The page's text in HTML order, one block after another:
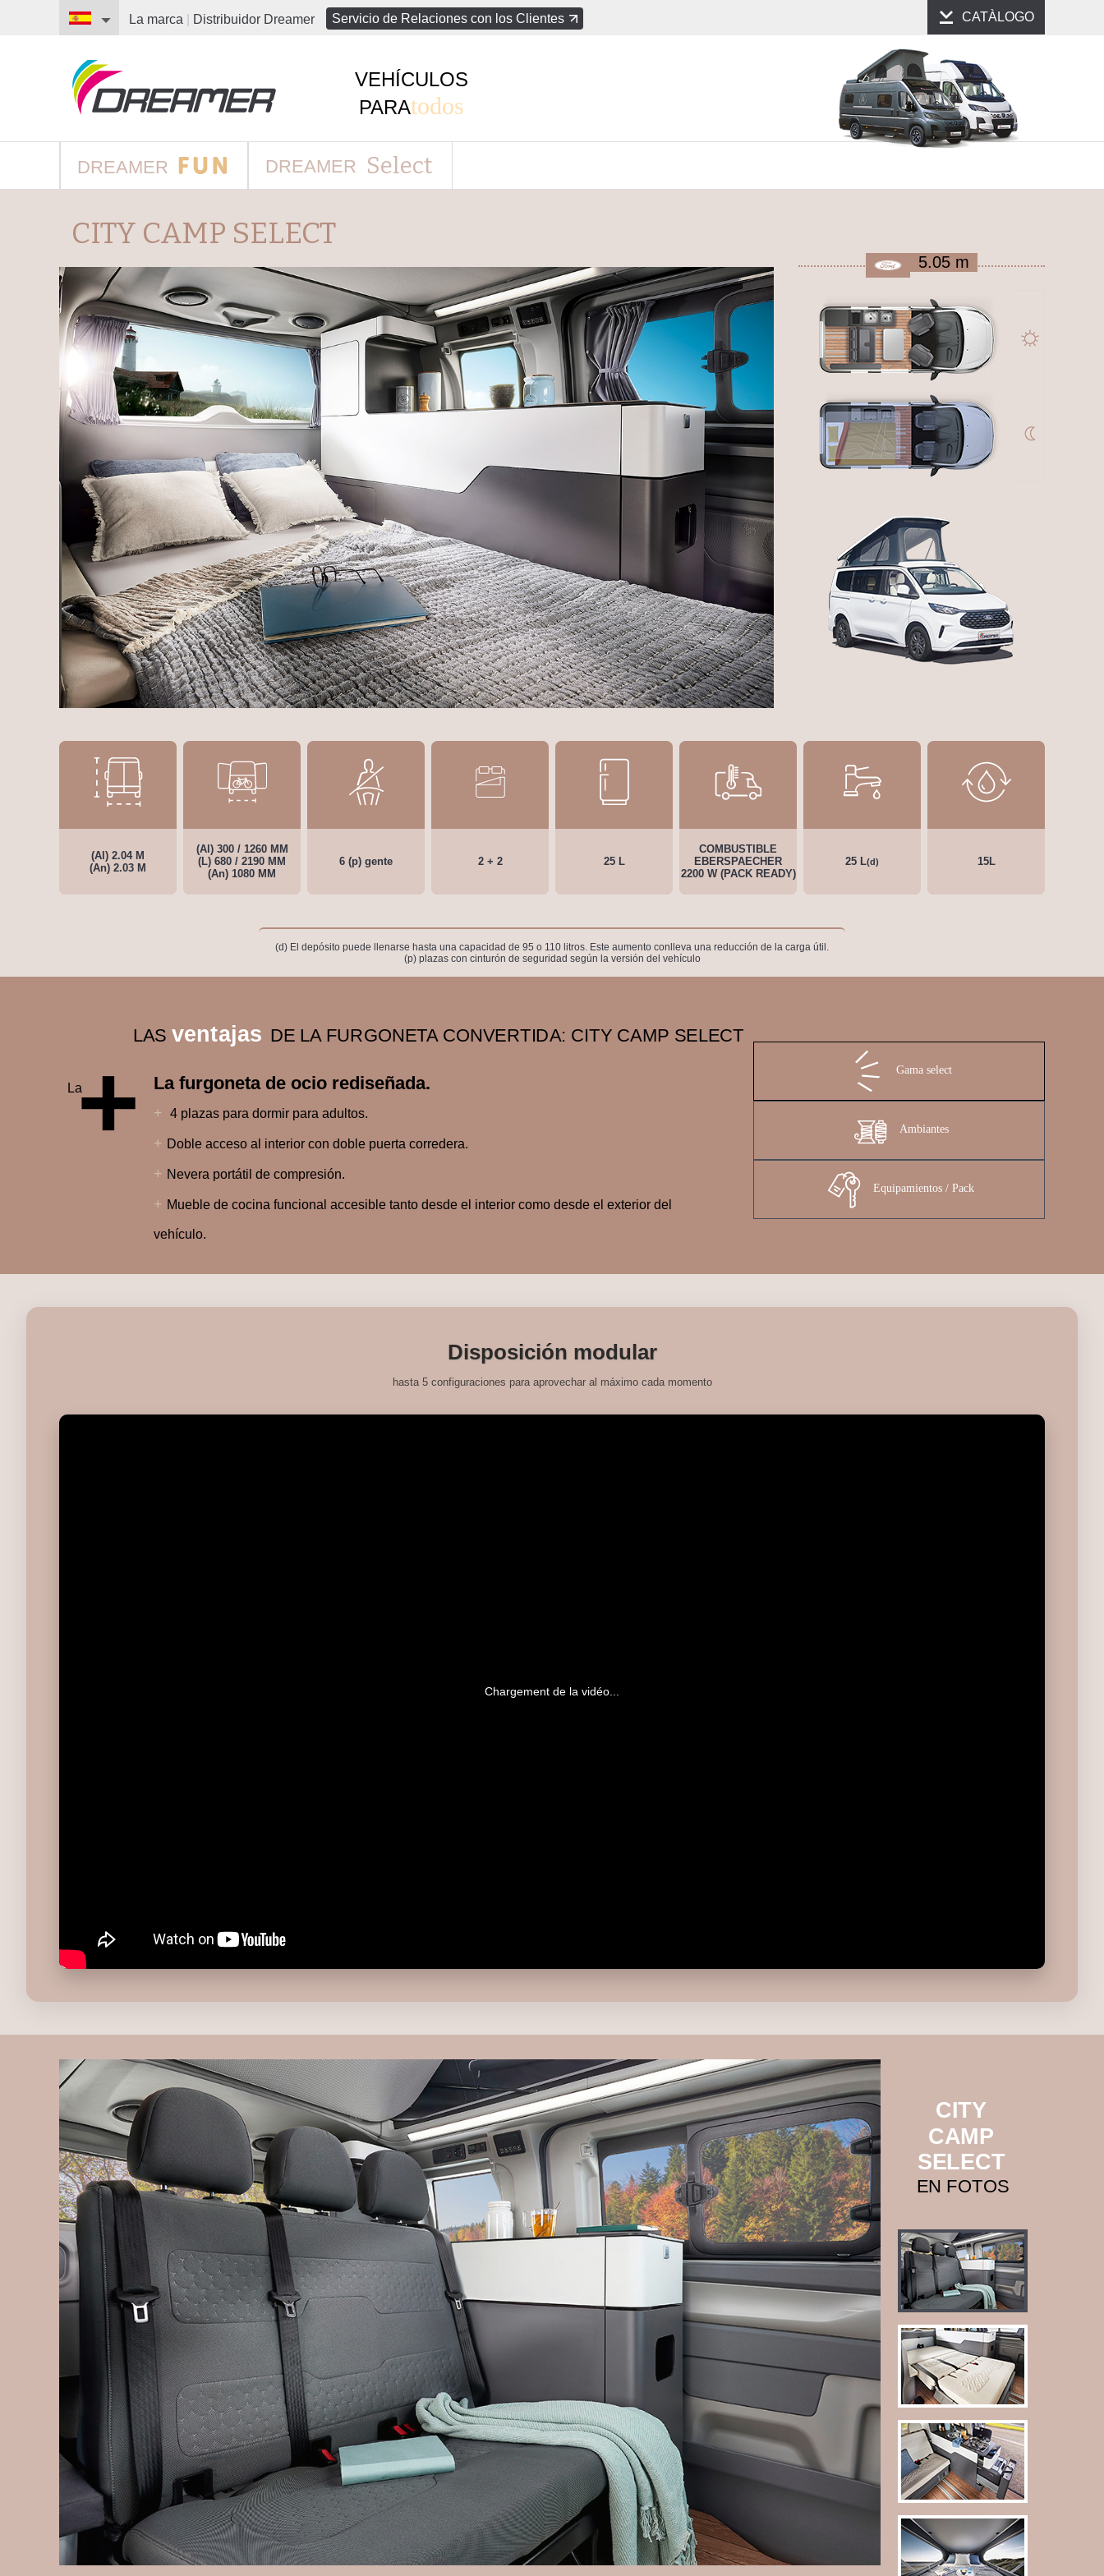
CATÀLOGO
La marca Distribuidor Dreamer Servicio de Relaciones con los Clientes
VEHÍCULOS
PARAtodos
DREAMER DREAMER Select
CITY CAMP SELECT
5.05 m
(Al) 2.04 M
(An) 2.03 M
(Al) 300 / 1260 MM
(L) 680 / 2190 MM
(An) 1080 MM
6 (p) gente 2 + 2 25 L
COMBUSTIBLE
EBERSPAECHER
2200 W (PACK READY)
25 L(d) 15L
(d) El depósito puede llenarse hasta una capacidad de 95 o 110 litros. Este aumento conlleva una reducción de la carga útil.
(p) plazas con cinturón de seguridad según la versión del vehículo
LAS ventajas DE LA FURGONETA CONVERTIDA: CITY CAMP SELECT
La+ La furgoneta de ocio rediseñada.
+ 4 plazas para dormir para adultos.
+ Doble acceso al interior con doble puerta corredera.
+ Nevera portátil de compresión.
+ Mueble de cocina funcional accesible tanto desde el interior como desde el exterior del
vehículo.
Gama select
Ambiantes
Equipamientos / Pack
Disposición modular
hasta 5 configuraciones para aprovechar al máximo cada momento
Chargement de la vidéo...
CITY
CAMP
SELECT
EN FOTOS